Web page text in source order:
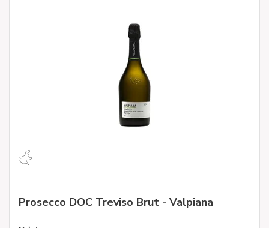
Prosecco DOC Treviso Brut - Valpiana